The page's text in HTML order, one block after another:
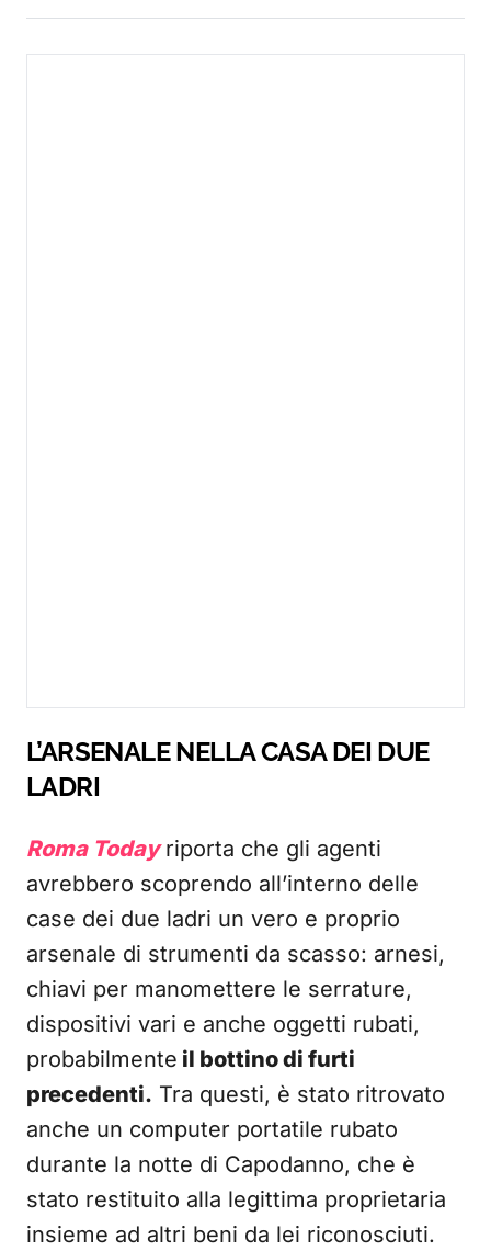
L’ARSENALE NELLA CASA DEI DUE
LADRI
Roma Todayriporta che gli agenti
avrebbero scoprendo all’interno delle
case dei due ladri un vero e proprio
arsenale di strumenti da scasso: arnesi,
chiavi per manomettere le serrature,
dispositivi vari e anche oggetti rubati,
probabilmente il bottino di furti
precedenti. Tra questi, è stato ritrovato
anche un computer portatile rubato
durante la notte di Capodanno, che è
stato restituito alla legittima proprietaria
insieme ad altri beni da lei riconosciuti.